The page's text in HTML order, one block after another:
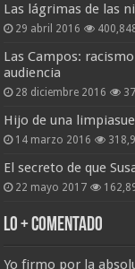
Las lágrimas de las
29 abril 2016
Las Campos:
audiencia
28 diciembre 2016
Hijo de una
14 marzo 2016
El secreto de que
22 mayo 2017
Lo + Comentado
Yo firmo por la